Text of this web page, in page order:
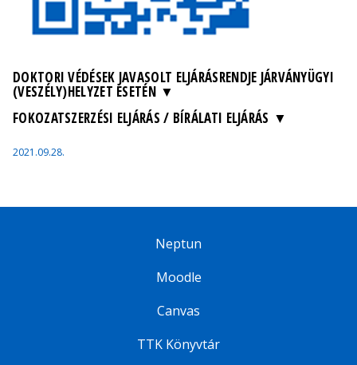
DOKTORI VÉDÉSEK JAVASOLT ELJÁRÁSRENDJE JÁRVÁNYÜGYI
(VESZÉLY)HELYZET ESETÉN
FOKOZATSZERZÉSI ELJÁRÁS / BÍRÁLATI ELJÁRÁS
2021.09.28.
Neptun
Moodle
Canvas
TTK Könyvtár